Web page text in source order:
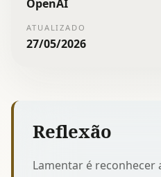
OpenAI
ATUALIZADO
27/05/2026
Reflexão
Lamentar é reconhecer